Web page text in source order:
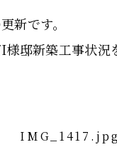
新です。
様邸新築工事状況